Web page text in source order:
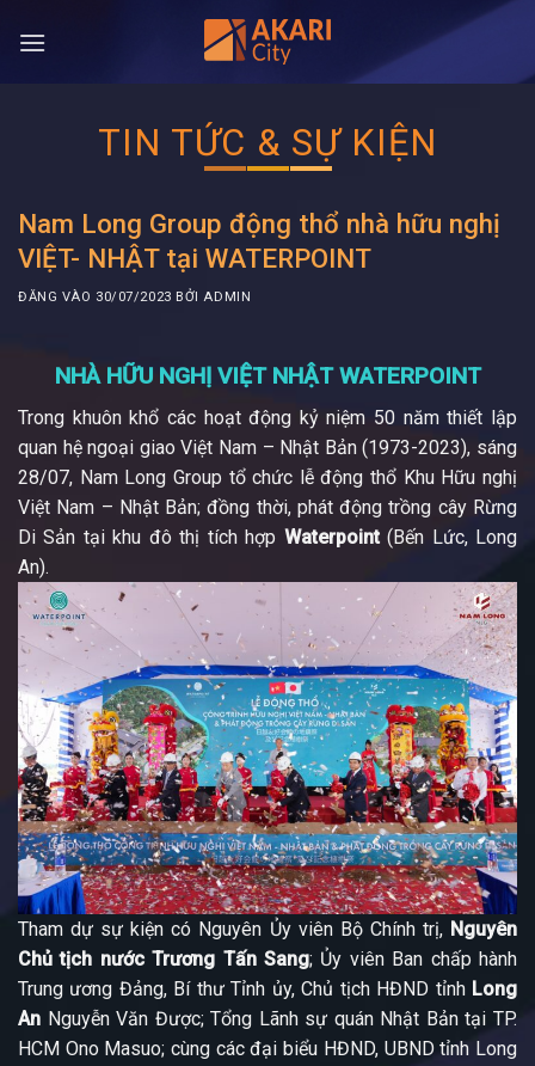
qua
TIN TỨC & SỰ KIỆN
Nam Long Group động thổ nhà hữu nghị
VIỆT- NHẬT tại WATERPOINT
ĐĂNG VÀO 30/07/2023 BỞIADMIN
NHÀ HỮU NGHỊ VIỆT NHẬT WATERPOINT
Trong khuôn khổ các hoạt động kỷ niệm 50 năm thiết lập
quan hệ ngoại giao Việt Nam – Nhật Bản (1973-2023), sáng
28/07, Nam Long Group tổ chức lễ động thổ Khu Hữu nghị
Việt Nam – Nhật Bản; đồng thời, phát động trồng cây Rừng
Di Sản tại khu đô thị tích hợp Waterpoint(Bến Lức, Long
An).
Tham dự sự kiện có Nguyên Ủy viên Bộ Chính trị, Nguyên
Chủ tịch nước Trương Tấn Sang; Ủy viên Ban chấp hành
Trung ương Đảng, Bí thư Tỉnh ủy, Chủ tịch HĐND tỉnh Long
An Nguyễn Văn Được; Tổng Lãnh sự quán Nhật Bản tại TP.
HCM Ono Masuo; cùng các đại biểu HĐND, UBND tỉnh Long